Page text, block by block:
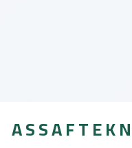
A S S A F T E K